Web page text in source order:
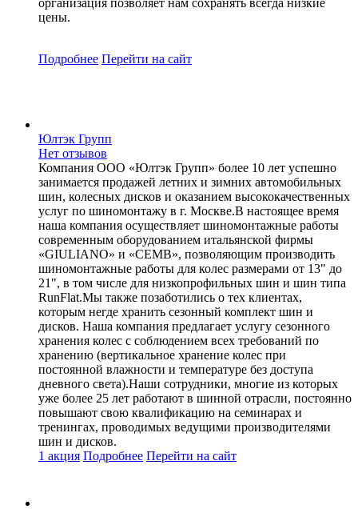
цены.
Подробнее Перейти на сайт
Юлтэк Групп
Нет отзывов
Компания ООО «Юлтэк Групп» более 10 лет успешно
занимается продажей летних и зимних автомобильных
шин, колесных дисков и оказанием высококачественных
услуг по шиномонтажу в г. Москве.В настоящее время
наша компания осуществляет шиномонтажные работы
современным оборудованием итальянской фирмы
«GIULIANO» и «CEMB», позволяющим производить
шиномонтажные работы для колес размерами от 13" до
21", в том числе для низкопрофильных шин и шин типа
RunFlat.Мы также позаботились о тех клиентах,
которым негде хранить сезонный комплект шин и
дисков. Наша компания предлагает услугу сезонного
хранения колес с соблюдением всех требований по
хранению (вертикальное хранение колес при
постоянной влажности и температуре без доступа
дневного света).Наши сотрудники, многие из которых
уже более 25 лет работают в шинной отрасли, постоянно
повышают свою квалификацию на семинарах и
тренингах, проводимых ведущими производителями
шин и дисков.
1 акция Подробнее Перейти на сайт